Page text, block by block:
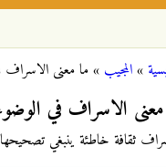
هنا
»المجيب »ما معنى
الاسراف في
ثقافة خاطئة ينبغي